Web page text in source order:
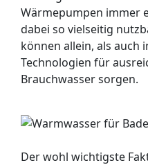
Wärmepumpen immer
dabei so vielseitig
können allein, als auch
Technologien für
Brauchwasser sorgen.
Der wohl wichtigste